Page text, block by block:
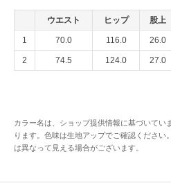
商品コード NHBCP26060
性別タイプ レディース
チノ
製造国 詳細は下記より
ウエスト ヒップ 股上
1 70.0 116.0 26.0
2 74.5 124.0 27.0
カラー名は、ショップ提供情報に基づいてい
ります。色味は生地アップでご確認ください
は異なって見える場合がございます。